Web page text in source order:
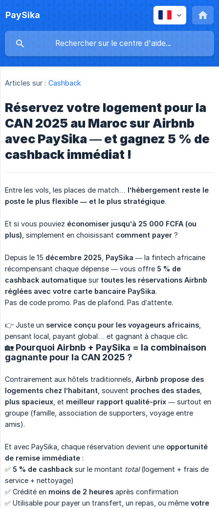
PaySika
Articles sur : Cashback
Réservez votre logement pour la
CAN 2025 au Maroc sur Airbnb
avec PaySika — et gagnez 5 % de
cashback immédiat !
Entre les vols, les places de match… l’hébergement reste le
poste le plus flexible — et le plus stratégique.
Et si vous pouviez économiser jusqu’à 25 000 FCFA (ou
plus) , simplement en choisissant comment payer ?
Depuis le 15 décembre 2025 PaySika — la fintech africaine
récompensant chaque dépense — vous offre 5 % de
cashback automatique sur toutes les réservations Airbnb
réglées avec votre carte bancaire PaySika.
Pas de code promo. Pas de plafond. Pas d’attente.
👉 Juste un service conçu pour les voyageurs africains
pensant local, payant global… et gagnant à chaque clic.
🏡 Pourquoi Airbnb + PaySika = la combinaison
gagnante pour la CAN 2025 ?
Contrairement aux hôtels traditionnels, Airbnb propose des
logements chez l’habitant , souvent proches des stades
plus spacieux , et meilleur rapport qualité-prix — surtout en
groupe (famille, association de supporters, voyage entre
amis).
Et avec PaySika, chaque réservation devient une opportunité
de remise immédiate :
✅ 5 % de cashback sur le montant total(logement + frais de
service + nettoyage)
✅ Crédité en moins de 2 heures après confirmation
✅ Utilisable pour payer un transfert, un repas, ou même votre